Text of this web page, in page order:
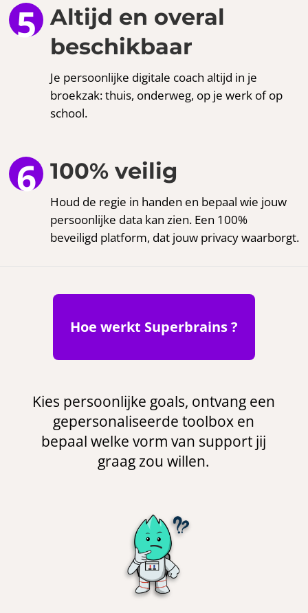
Altijd en overal
beschikbaar
Je persoonlijke digitale coach altijd in je
broekzak: thuis, onderweg, op je werk of op
school.
100% veilig
Houd de regie in handen en bepaal wie jouw
persoonlijke data kan zien. Een 100%
beveiligd platform, dat jouw privacy waarborgt.
Hoe werkt Superbrains ?
Kies persoonlijke goals, ontvang een
gepersonaliseerde toolbox en
bepaal welke vorm van support jij
graag zou willen.